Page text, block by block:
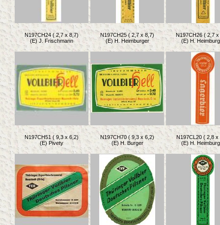
N197CH24 ( 2,7 x 8,7)
(E) J. Frischmann
N197CH25 ( 2,7 x 8,7)
(E) H. Heimburger
N197CH26 ( 2,7 x
(E) H.
N197CH51 ( 9,3 x 6,2)
(E) Pivety
N197CH70 ( 9,3 x 6,2)
(E) H. Burger
N197CL20 ( 2,8 x
(E) H.